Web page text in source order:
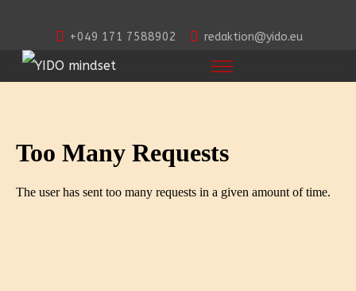
+049 171 7588902 redaktion@yido.eu